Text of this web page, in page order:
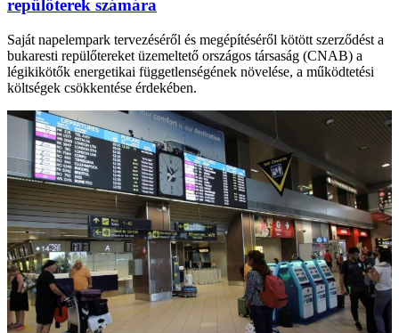
repülőterek számára
Saját napelempark tervezéséről és megépítéséről kötött szerződést a
bukaresti repülőtereket üzemeltető országos társaság (CNAB) a
légikikötők energetikai függetlenségének növelése, a működtetési
költségek csökkentése érdekében.